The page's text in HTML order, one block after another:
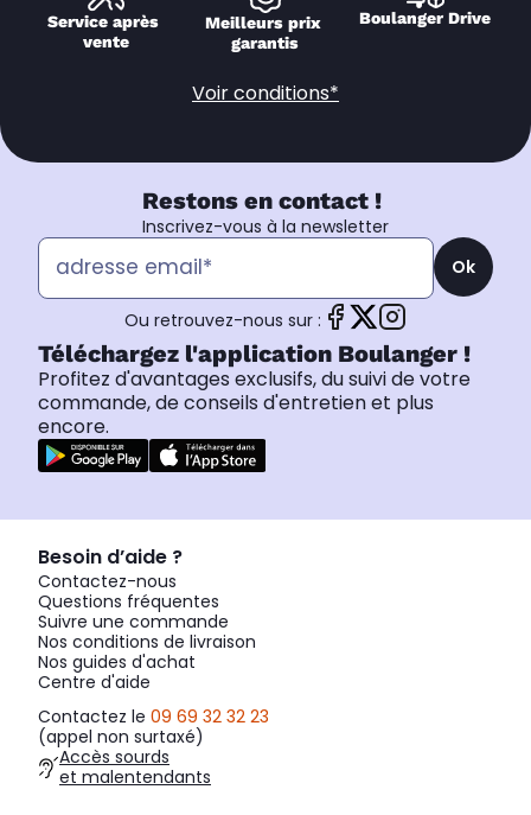
Service après
vente
Meilleurs prix
garantis
Boulanger Drive
Voir conditions*
Restons en contact !
Inscrivez-vous à la newsletter
Ok
Ou retrouvez-nous sur :
Téléchargez l'application Boulanger !
Profitez d'avantages exclusifs, du suivi de votre
commande, de conseils d'entretien et plus
encore.
Besoin d’aide ?
Contactez-nous
Questions fréquentes
Suivre une commande
Nos conditions de livraison
Nos guides d'achat
Centre d'aide
Contactez le 09 69 32 32 23
(appel non surtaxé)
Accès sourds
et malentendants